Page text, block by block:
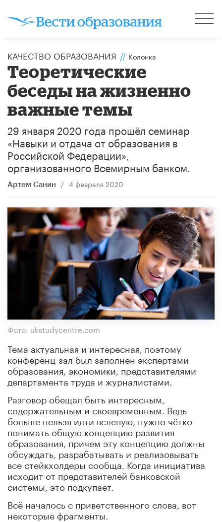
КАЧЕСТВО ОБРАЗОВАНИЯ // Колонка
Теоретические
беседы на жизненно
важные темы
29 января 2020 года прошёл семинар
«Навыки и отдача от образования в
Российской Федерации»,
организованного Всемирным банком.
Артем Санин / 4 февраля 2020
Фото: ukstudycentre.com
Тема актуальная и интересная, поэтому
конференц-зал был заполнен экспертами
образования, экономики, представителями
департамента труда и журналистами.
Разговор обещал быть интересным,
содержательным и своевременным. Ведь
больше нельзя идти вслепую, нужно чётко
понимать общую концепцию развития
образования, причем эту концепцию должны
обсуждать, разрабатывать и реализовывать
все стейкхолдеры сообща. Когда инициатива
исходит от представителей банковской
системы, это подкупает.
Всё началось с приветственного слова, вот
некоторые фрагменты.